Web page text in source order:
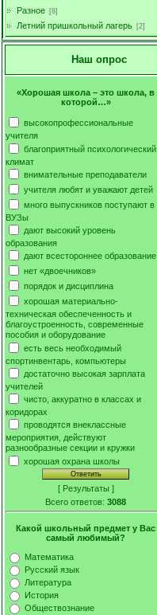
Разное [8]
Летний пришкольный лагерь [2]
Наш опрос
«Хорошая школа – это школа, в
которой…»
высокопрофессиональные
учителя
благоприятный психологический
климат
внимательные преподаватели
учителя любят и уважают детей
много выпускников поступают в
ВУЗы
дают высокий уровень
образования
дают всестороннее образование
нет «двоечников»
порядок и дисциплина
хорошая материально-
техническая обеспеченность и
благоустроенность, современные
пособия и оборудование
есть весь необходимый
спортинвентарь, компьютеры
достаточно высокая зарплата
учителей
чисто, аккуратно в классах и
коридорах
проводятся внеклассные
мероприятия, действуют
разнообразные секции и кружки
хорошая охрана школы
[ Результаты ]
Всего ответов: 3088
Какой школьный предмет у Вас
самый любимый?
Математика
Русский язык
Литература
История
Обществознание